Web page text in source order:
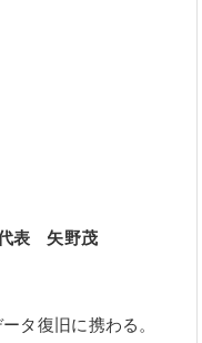
表 矢野茂
タ復旧に携わる。